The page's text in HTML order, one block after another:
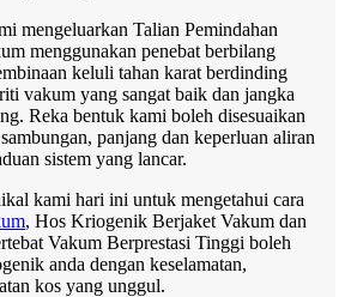
mengeluarkan Talian Pemindahan
menggunakan penebat berbilang
keluli tahan karat berdinding
vakum yang sangat baik dan jangka
Reka bentuk kami boleh disesuaikan
panjang dan keperluan aliran
sistem yang lancar.
kami hari ini untuk mengetahui cara
, Hos Kriogenik Berjaket Vakum dan
Vakum Berprestasi Tinggi boleh
anda dengan keselamatan,
kos yang unggul.